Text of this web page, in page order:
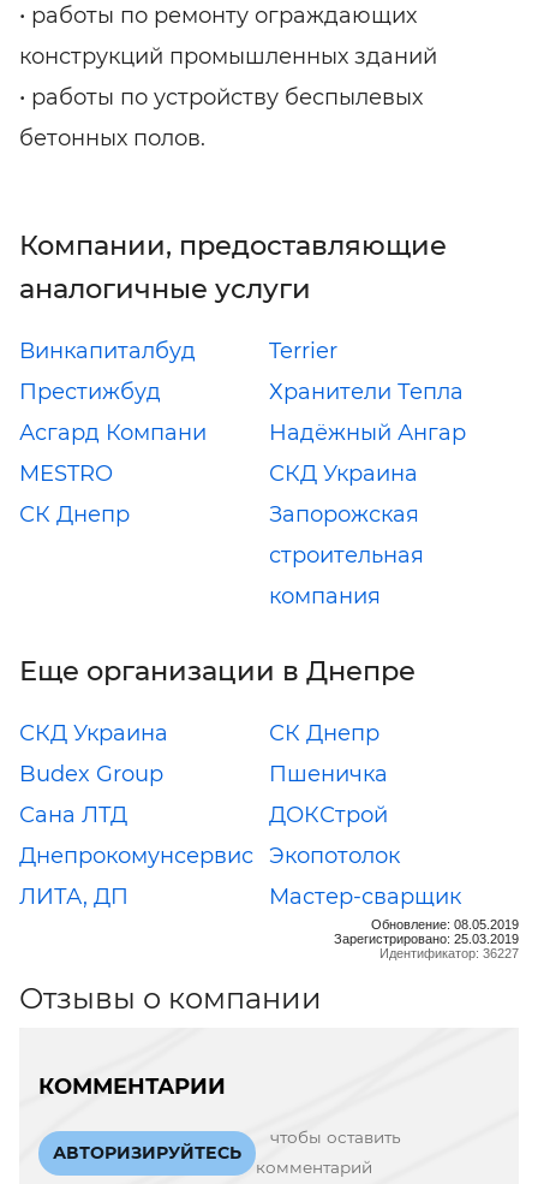
• работы по ремонту ограждающих
конструкций промышленных зданий
• работы по устройству беспылевых
бетонных полов.
Компании, предоставляющие
аналогичные услуги
Винкапиталбуд
Terrier
Престижбуд
Хранители Тепла
Асгард Компани
Надёжный Ангар
MESTRO
СКД Украина
СК Днепр
Запорожская
строительная
компания
Еще организации в Днепре
СКД Украина
СК Днепр
Budex Group
Пшеничка
Сана ЛТД
ДОКСтрой
Днепрокомунсервис Экопотолок
ЛИТА, ДП
Мастер-сварщик
Обновление: 08.05.2019
Зарегистрировано: 25.03.2019
Идентификатор: 36227
Отзывы о компании
КОММЕНТАРИИ
АВТОРИЗИРУЙТЕСЬ
чтобы оставить
комментарий